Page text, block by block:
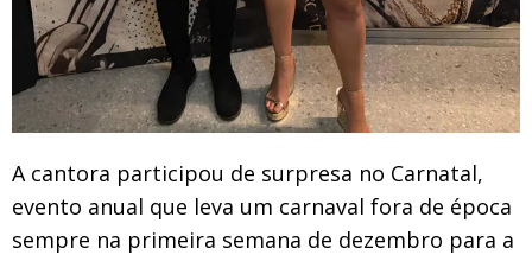
A cantora participou de surpresa no Carnatal,
evento anual que leva um carnaval fora de época
sempre na primeira semana de dezembro para a